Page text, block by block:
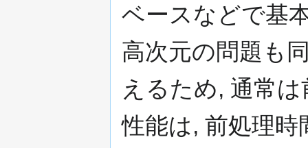
ベースなどで基
高次元の問題も
えるため, 通常
性能は, 前処理時